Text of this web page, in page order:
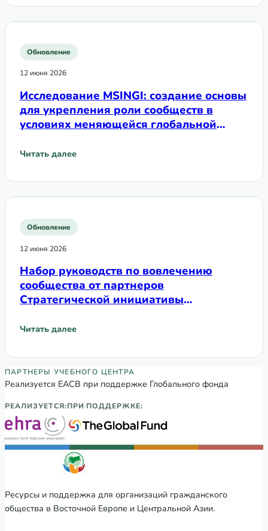
Обновление
12 июня 2026
Исследование MSINGI: создание основы
для укрепления роли сообществ в
условиях меняющейся глобальной
Читать далее
: Исследование MSINGI: создание основы для
Обновление
12 июня 2026
Набор руководств по вовлечению
сообщества от партнеров
Стратегической инициативы
сообществ
Читать далее
: Набор руководств по вовлечению сообщества от
Партнеры Регионального учебного
ПАРТНЕРЫ УЧЕБНОГО ЦЕНТРА
Реализуется ЕАСВ при поддержке Глобального фонда
РЕАЛИЗУЕТСЯ:ПРИ ПОДДЕРЖКЕ:
Ресурсы и поддержка для организаций гражданского
общества в Восточной Европе и Центральной Азии.